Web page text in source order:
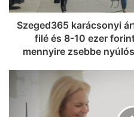
Szeged365 karácsonyi
filé és 8-10 ezer
mennyire zsebbe